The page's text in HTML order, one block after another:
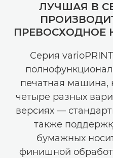
ЛУЧШАЯ В
ПРЕВОСХОДНОЕ
Серия
печатная машина,
четыре разных
версиях —
также
бумажных
финишной